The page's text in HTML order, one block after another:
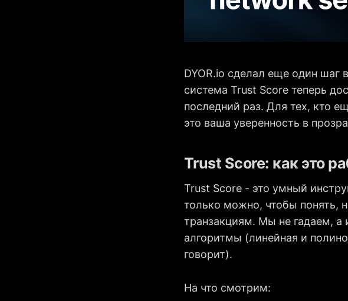
DYOR.io сделал еще один шаг
система Trust Score теперь
последний раз. Для тех, кто
это ваша уверенность в
Trust Score: как это
Trust Score - это умный
только можно, чтобы понять,
транзакциям. Мы не гадаем,
алгоритмы (линейная и
говорит).
На что смотрим: